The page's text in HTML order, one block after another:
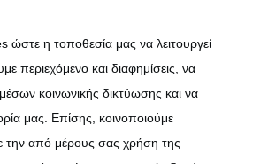
ώστε η τοποθεσία μας να λειτουργεί
περιεχόμενο και διαφημίσεις, να
κοινωνικής δικτύωσης και να
μας. Επίσης, κοινοποιούμε
την από μέρους σας χρήση της